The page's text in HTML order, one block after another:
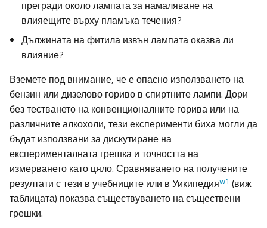
прегради около лампата за намаляване на
влияещите върху пламъка течения?
Дължината на фитила извън лампата оказва ли
влияние?
Вземете под внимание, че е опасно използването на
бензин или дизелово гориво в спиртните лампи. Дори
без тестването на конвенционалните горива или на
различните алкохоли, тези експерименти биха могли да
бъдат използвани за дискутиране на
експерименталната грешка и точността на
измерването като цяло. Сравняването на получените
резултати с тези в учебниците или в Уикипедияw1 (виж
таблицата) показва съществуването на съществени
грешки.